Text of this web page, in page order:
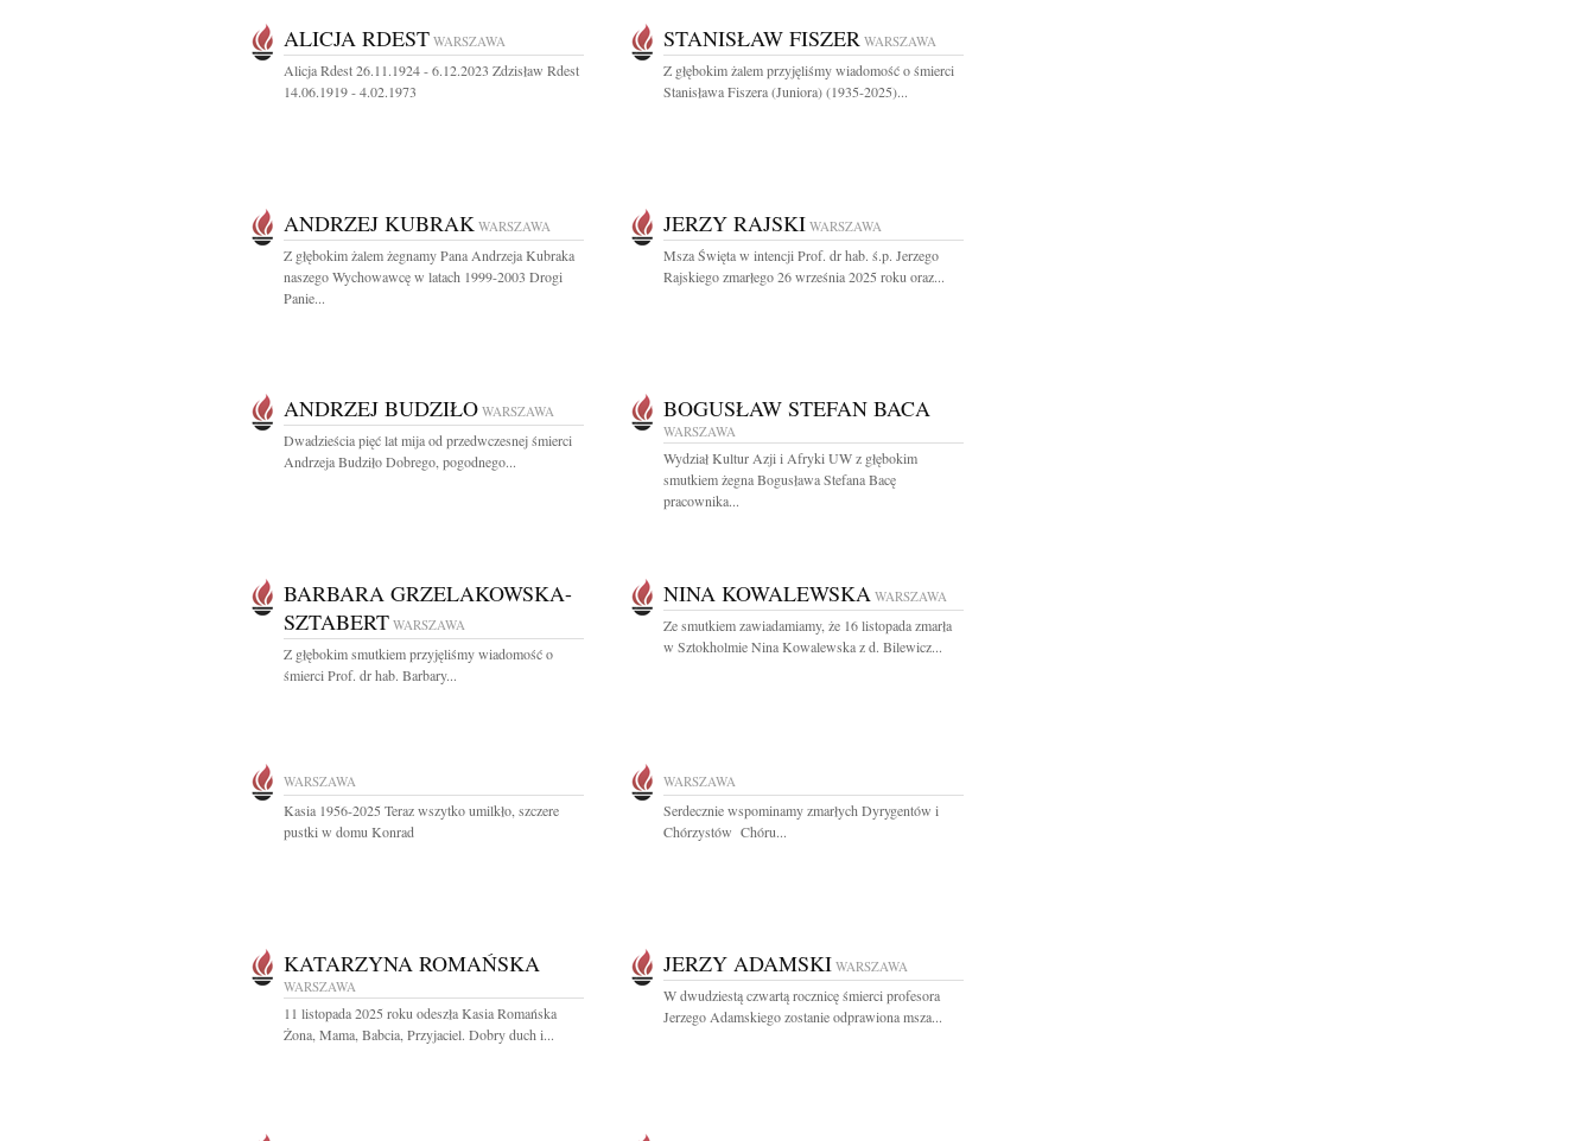
ALICJA RDEST WARSZAWA
Alicja Rdest 26.11.1924 - 6.12.2023 Zdzisław Rdest
14.06.1919 - 4.02.1973
STANISŁAW FISZER WARSZAWA
Z głębokim żalem przyjęliśmy wiadomość o śmierci
Stanisława Fiszera (Juniora) (1935-2025)...
ANDRZEJ KUBRAK WARSZAWA
Z głębokim żalem żegnamy Pana Andrzeja Kubraka
naszego Wychowawcę w latach 1999-2003 Drogi
Panie...
JERZY RAJSKI WARSZAWA
Msza Święta w intencji Prof. dr hab. ś.p. Jerzego
Rajskiego zmarłego 26 września 2025 roku oraz...
ANDRZEJ BUDZIŁO WARSZAWA
Dwadzieścia pięć lat mija od przedwczesnej śmierci
Andrzeja Budziło Dobrego, pogodnego...
BOGUSŁAW STEFAN BACA
WARSZAWA
Wydział Kultur Azji i Afryki UW z głębokim
smutkiem żegna Bogusława Stefana Bacę
pracownika...
BARBARA GRZELAKOWSKA-
SZTABERT WARSZAWA
Z głębokim smutkiem przyjęliśmy wiadomość o
śmierci Prof. dr hab. Barbary...
NINA KOWALEWSKA WARSZAWA
Ze smutkiem zawiadamiamy, że 16 listopada zmarła
w Sztokholmie Nina Kowalewska z d. Bilewicz...
WARSZAWA
Kasia 1956-2025 Teraz wszytko umilkło, szczere
pustki w domu Konrad
WARSZAWA
Serdecznie wspominamy zmarłych Dyrygentów i
Chórzystów Chóru...
KATARZYNA ROMAŃSKA
WARSZAWA
11 listopada 2025 roku odeszła Kasia Romańska
Żona, Mama, Babcia, Przyjaciel. Dobry duch i...
JERZY ADAMSKI WARSZAWA
W dwudziestą czwartą rocznicę śmierci profesora
Jerzego Adamskiego zostanie odprawiona msza...